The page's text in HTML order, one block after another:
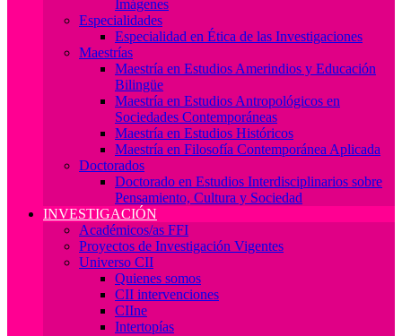
Imágenes
Especialidades
Especialidad en Ética de las Investigaciones
Maestrías
Maestría en Estudios Amerindios y Educación
Bilingüe
Maestría en Estudios Antropológicos en
Sociedades Contemporáneas
Maestría en Estudios Históricos
Maestría en Filosofía Contemporánea Aplicada
Doctorados
Doctorado en Estudios Interdisciplinarios sobre
Pensamiento, Cultura y Sociedad
INVESTIGACIÓN
Académicos/as FFI
Proyectos de Investigación Vigentes
Universo CII
Quienes somos
CII intervenciones
CIIne
Intertopías